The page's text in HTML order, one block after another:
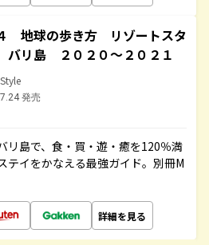
地球の歩き方 リゾートスタ
リ島 ２０２０～２０２１
発売
リ島で、食・買・遊・癒を120％満
イをかなえる最強ガイド。別冊M
詳細を見る